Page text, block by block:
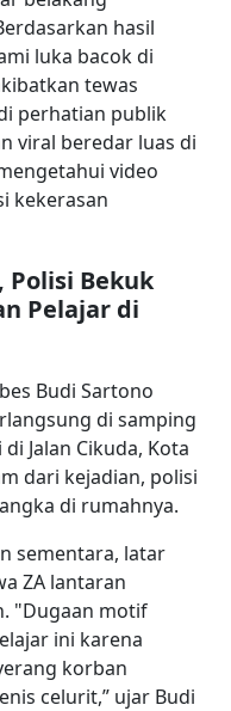
hasil
luka bacok di
tewas
perhatian publik
viral beredar luas di
video
kekerasan
Bekuk
Pelajar di
Budi Sartono
di samping
Jalan Cikuda, Kota
dari kejadian, polisi
di rumahnya.
sementara, latar
ZA lantaran
"Dugaan motif
ini karena
korban
celurit,” ujar Budi